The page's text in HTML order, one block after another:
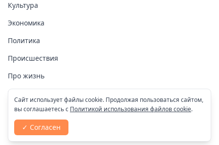
Культура
Экономика
Политика
Происшествия
Про жизнь
Здоровье
COVID-19
Спорт
Сайт использует файлы cookie. Продолжая пользоваться сайтом,
вы соглашаетесь с Политикой использования файлов cookie.
✓ Согласен